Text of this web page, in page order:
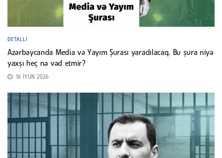
DETALLI
Azərbaycanda Media və Yayım Şurası yaradılacaq. Bu şura niyə
yaxşı heç nə vəd etmir?
16 İYUN 2026